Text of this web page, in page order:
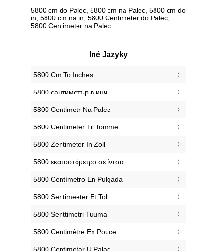
5800 cm do Palec, 5800 cm na Palec, 5800 cm do
in, 5800 cm na in, 5800 Centimeter do Palec,
5800 Centimeter na Palec
Iné Jazyky
‎5800 Cm To Inches
‎5800 сантиметър в инч
‎5800 Centimetr Na Palec
‎5800 Centimeter Til Tomme
‎5800 Zentimeter In Zoll
‎5800 εκατοστόμετρο σε ίντσα
‎5800 Centímetro En Pulgada
‎5800 Sentimeeter Et Toll
‎5800 Senttimetri Tuuma
‎5800 Centimètre En Pouce
‎5800 Centimetar U Palac